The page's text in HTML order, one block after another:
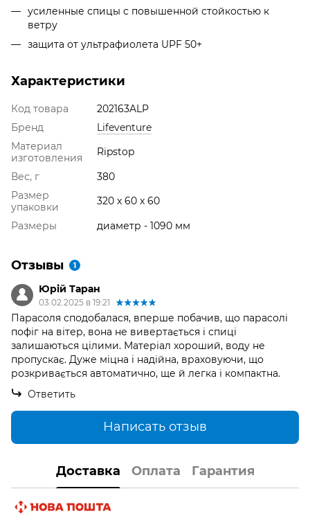
усиленные спицы с повышенной стойкостью к
ветру
защита от ультрафиолета UPF 50+
Характеристики
Код товара
202163ALP
Бренд
Lifeventure
Материал
изготовления
Ripstop
Вес, г
380
Размер
упаковки
320 x 60 x 60
Размеры
диаметр - 1090 мм
Отзывы 1
Юрій Таран
03.02.2025 в 19:21
Парасоля сподобалася, вперше побачив, що парасолі
пофіг на вітер, вона не вивертається і спиці
залишаються цілими. Матеріал хороший, воду не
пропускає. Дуже міцна і надійна, враховуючи, що
розкривається автоматично, ще й легка і компактна.
Ответить
Написать отзыв
Доставка Оплата Гарантия